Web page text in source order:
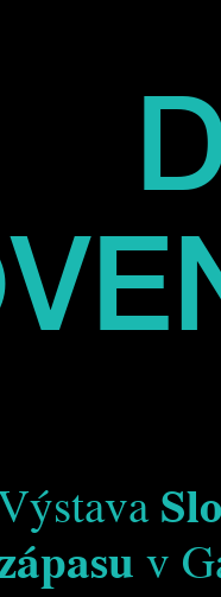
Výstava
v